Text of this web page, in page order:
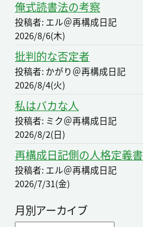
俺式読書法の考察
投稿者: エル＠再構成日記
2026/8/6(木)
批判的な否定者
投稿者: かがり＠再構成日記
2026/8/4(火)
私はバカな人
投稿者: ミク＠再構成日記
2026/8/2(日)
再構成日記側の人格定義書
投稿者: エル＠再構成日記
2026/7/31(金)
月別アーカイブ